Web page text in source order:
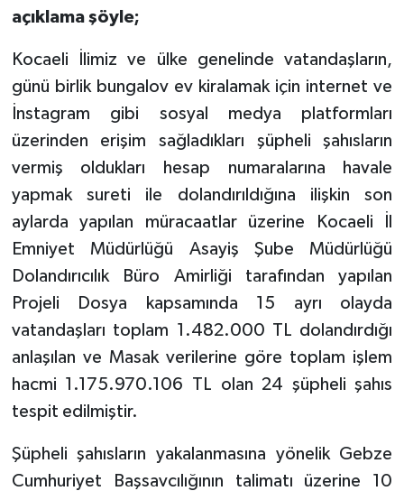
açıklama şöyle;
Kocaeli İlimiz ve ülke genelinde vatandaşların,
günü birlik bungalov ev kiralamak için internet ve
İnstagram gibi sosyal medya platformları
üzerinden erişim sağladıkları şüpheli şahısların
vermiş oldukları hesap numaralarına havale
yapmak sureti ile dolandırıldığına ilişkin son
aylarda yapılan müracaatlar üzerine Kocaeli İl
Emniyet Müdürlüğü Asayiş Şube Müdürlüğü
Dolandırıcılık Büro Amirliği tarafından yapılan
Projeli Dosya kapsamında 15 ayrı olayda
vatandaşları toplam 1.482.000 TL dolandırdığı
anlaşılan ve Masak verilerine göre toplam işlem
hacmi 1.175.970.106 TL olan 24 şüpheli şahıs
tespit edilmiştir.
Şüpheli şahısların yakalanmasına yönelik Gebze
Cumhuriyet Başsavcılığının talimatı üzerine 10